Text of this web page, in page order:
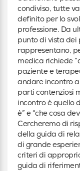
condiviso, tutte
definito per lo
professione. Da
punto di vista dei
rappresentano,
medica richiede
paziente e
andare incontro
parti contenziosi
incontro è quello
è” e “che cosa
Cercheremo di
della guida di
di grande
criteri di
guida di